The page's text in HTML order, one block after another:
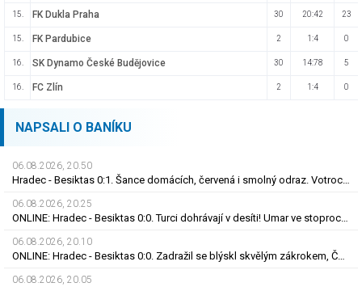
15. FK Dukla Praha 30 20:42 23
15. FK Pardubice 2 1:4 0
16. SK Dynamo České Budějovice 30 14:78 5
16. FC Zlín 2 1:4 0
NAPSALI O BANÍKU
06.08.2026, 20.50
Hradec - Besiktas 0:1. Šance domácích, červená i smolný odraz. Votroci budou dotahovat
06.08.2026, 20.25
ONLINE: Hradec - Besiktas 0:0. Turci dohrávají v desíti! Umar ve stoprocentní šanci selhal
06.08.2026, 20.10
ONLINE: Hradec - Besiktas 0:0. Zadražil se blýskl skvělým zákrokem, Černý nedal tutovku
06.08.2026, 20.05